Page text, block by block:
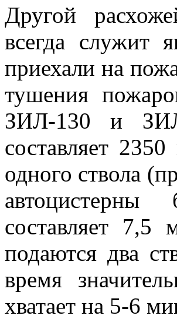
Другой
всегда служит
приехали на
тушения
ЗИЛ-130 и
составляет
одного ствола
составляет
подаются два
время
хватает на 5-6